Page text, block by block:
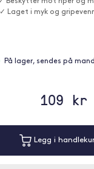
✓ Laget i myk og
På lager, sendes på
109 kr
Legg i